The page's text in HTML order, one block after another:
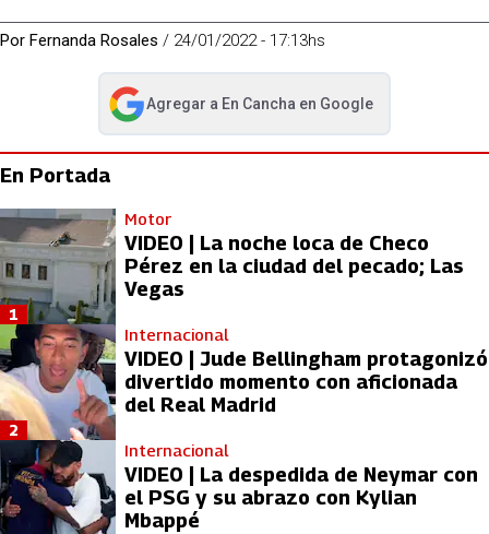
Por Fernanda Rosales / 24/01/2022 - 17:13hs
Agregar a En Cancha en Google
abre en nueva pestaña
En Portada
Motor
VIDEO | La noche loca de Checo
Pérez en la ciudad del pecado; Las
Vegas
1
Internacional
VIDEO | Jude Bellingham protagonizó
divertido momento con aficionada
del Real Madrid
2
Internacional
VIDEO | La despedida de Neymar con
el PSG y su abrazo con Kylian
Mbappé